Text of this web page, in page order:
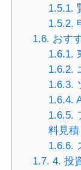
1.5.1.
1.5.2.
1.6. おす
1.6.1.
1.6.2.
1.6.3.
1.6.4.
1.6.5.
料見積
1.6.6.
1.7. 4. 投